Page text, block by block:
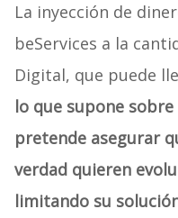
La inyección de
beServices a la
Digital, que puede
lo que supone
pretende asegurar
verdad quieren
limitando su